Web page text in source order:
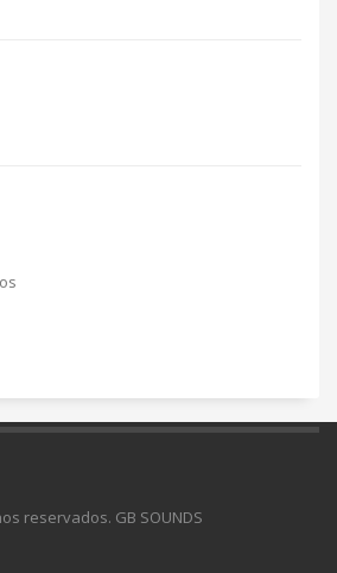
reservados. GB SOUNDS